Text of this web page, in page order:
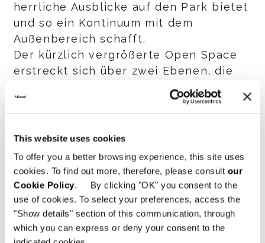
This website uses cookies
To offer you a better browsing experience, this site uses
cookies. To find out more, therefore, please consult our
Cookie Policy. By clicking "OK" you consent to the
use of cookies. To select your preferences, access the
"Show details" section of this communication, through
which you can express or deny your consent to the
herrliche Ausblicke auf den Park bietet
und so ein Kontinuum mit dem
Außenbereich schafft.
Der kürzlich vergrößerte Open Space
erstreckt sich über zwei Ebenen, die
Wendeltreppe miteinander verbunden
ein Wohnbereich mit dem
SitzprogrammDylan
von Rodolfo
Dordoni und den Stühlen Torii Boldvon
Nendo und
Raphaelvon GamFratesi im
Mittelpunkt, auf der anderen Seite eine
Essecke mit dem von Rodolfo Dordoni
entworfenen skulpturalen TischBrady